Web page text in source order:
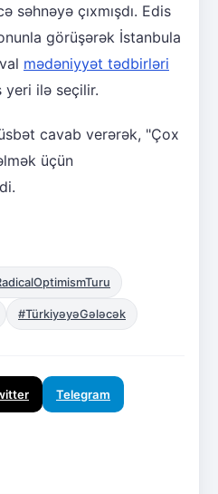
səhnəyə çıxmışdı. Edis
görüşərək İstanbula
mədəniyyət tədbirləri
yeri ilə seçilir.
cavab verərək, "Çox
üçün
#TürkiyəyəGələcək
Telegram